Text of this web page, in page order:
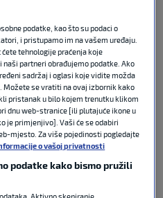
i Ukrajine u
ružne scene vezane
danski veznjak se
travnjaku u utakmici
Finske te je neko
podatke, kao što su podaci o
i pristupamo im na vašem uređaju.
tehnologije praćenja koje
partneri obrađujemo podatke. Ako
sadržaj i oglasi koje vidite možda
se vratiti na ovaj izbornik kako
pristanak u bilo kojem trenutku klikom
dnu web-stranice [ili plutajuće ikone u
je primjenjivo]. Vaši će se odabiri
mjesto. Za više pojedinosti pogledajte
o vašoj privatnosti
podatke kako bismo pružili